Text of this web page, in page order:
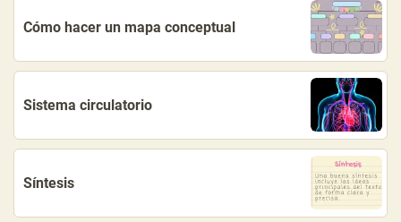
Cómo hacer un mapa conceptual
Sistema circulatorio
Síntesis